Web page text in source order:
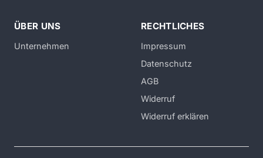
ÜBER UNS
Unternehmen
RECHTLICHES
Impressum
Datenschutz
AGB
Widerruf
Widerruf erklären